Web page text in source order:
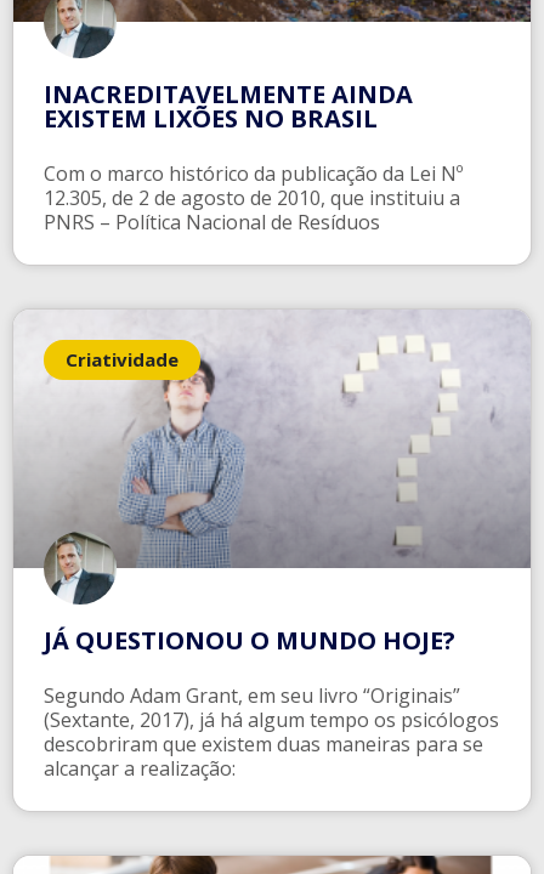
INACREDITAVELMENTE AINDA
EXISTEM LIXÕES NO BRASIL
Com o marco histórico da publicação da Lei Nº
12.305, de 2 de agosto de 2010, que instituiu a
PNRS – Política Nacional de Resíduos
Criatividade
JÁ QUESTIONOU O MUNDO HOJE?
Segundo Adam Grant, em seu livro “Originais”
(Sextante, 2017), já há algum tempo os psicólogos
descobriram que existem duas maneiras para se
alcançar a realização: